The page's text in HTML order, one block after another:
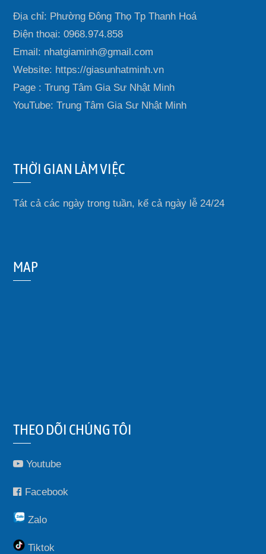
Địa chỉ: Phường Đông Thọ Tp Thanh Hoá
Điện thoại: 0968.974.858
Email: nhatgiaminh@gmail.com
Website: https://giasunhatminh.vn
Page : Trung Tâm Gia Sư Nhật Minh
YouTube: Trung Tâm Gia Sư Nhật Minh
THỜI GIAN LÀM VIỆC
Tát cả các ngày trong tuần, kể cả ngày lễ 24/24
MAP
THEO DÕI CHÚNG TÔI
Youtube
Facebook
Zalo
Tiktok